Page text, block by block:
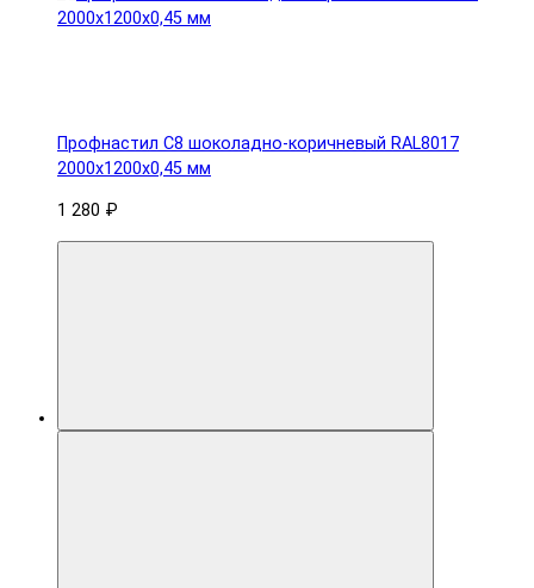
Профнастил С8 шоколадно-коричневый RAL8017
2000х1200х0,45 мм
1 280 ₽